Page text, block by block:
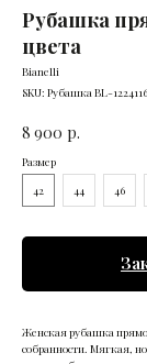
Рубашка
цвета
Bianelli
SKU: Рубашка BL-
8 900 р.
Размер
42
44 46
Женская рубашка
собранности. Мягкая,